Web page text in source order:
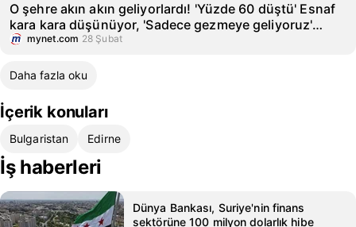
O şehre akın akın geliyorlardı! 'Yüzde 60 düştü' Esnaf
kara kara düşünüyor, 'Sadece gezmeye geliyoruz'
fiyatlar aynı olunca...
mynet.com 28 Şubat
Daha fazla oku
İçerik konuları
Bulgaristan Edirne
İş haberleri
Dünya Bankası, Suriye'nin finans
sektörüne 100 milyon dolarlık hibe